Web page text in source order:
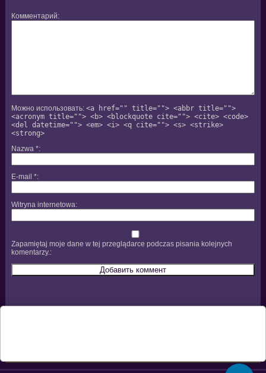
Комментарий
Можно использовать: <a href="" title=""> <abbr title="">
<acronym title=""> <b> <blockquote cite=""> <cite> <code>
<del datetime=""> <em> <i> <q cite=""> <s> <strike>
<strong>
Nazwa *
E-mail *
Witryna internetowa
Zapamiętaj moje dane w tej przeglądarce podczas pisania kolejnych
komentarzy.